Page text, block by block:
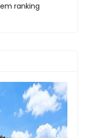
ranking